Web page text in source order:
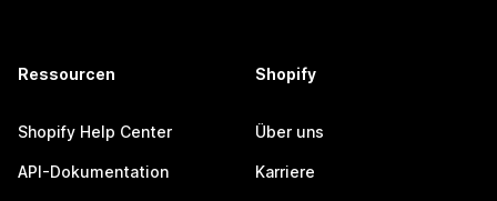
Ressourcen
Shopify Help Center
API-Dokumentation
Shopify
Über uns
Karriere